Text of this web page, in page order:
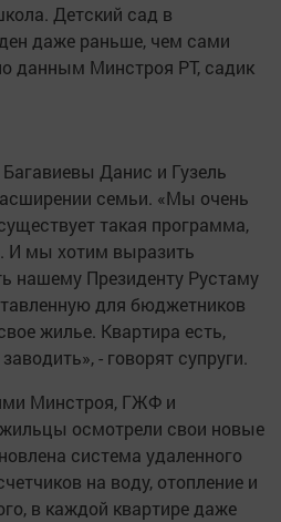
Детский сад в
даже раньше, чем сами
данным Минстроя РТ, садик
Данис и Гузель
семьи. «Мы очень
такая программа,
И мы хотим выразить
нашему Президенту Рустаму
для бюджетников
жилье. Квартира есть,
- говорят супруги.
Минстроя, ГЖФ и
осмотрели свои новые
система удаленного
на воду, отопление и
в каждой квартире даже